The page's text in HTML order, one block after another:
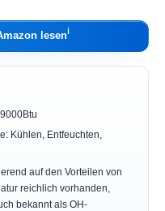
lesenℹ︎
Kühlen, Entfeuchten,
auf den Vorteilen von
reichlich vorhanden,
bekannt als OH-